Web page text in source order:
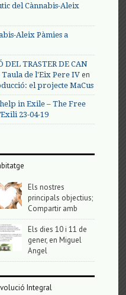
del Cànnabis-Aleix
Aleix Pàmies a
DEL TRASTER DE CAN
Taula de l'Eix Pere IV en
el projecte MaCus
in Exile – The Free
23-04-19
Els nostres
principals objectius;
Compartir amb
Els dies 10 i 11 de
gener, en Miguel
Angel
Integral